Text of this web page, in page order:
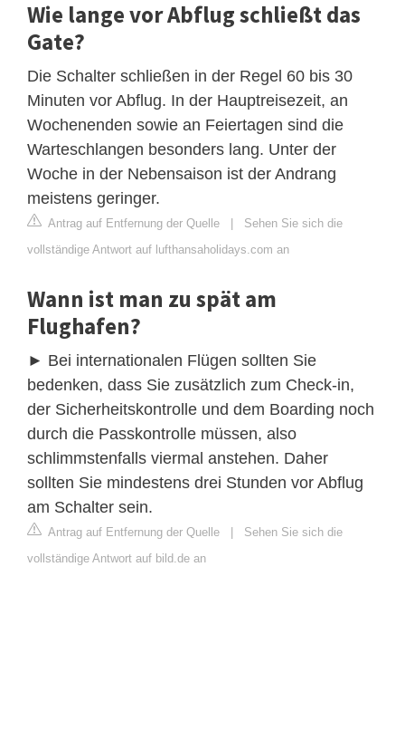
Wie lange vor Abflug schließt das
Gate?
Die Schalter schließen in der Regel 60 bis 30
Minuten vor Abflug. In der Hauptreisezeit, an
Wochenenden sowie an Feiertagen sind die
Warteschlangen besonders lang. Unter der
Woche in der Nebensaison ist der Andrang
meistens geringer.
Antrag auf Entfernung der Quelle
Sehen Sie sich die
vollständige Antwort auf lufthansaholidays.com an
Wann ist man zu spät am
Flughafen?
► Bei internationalen Flügen sollten Sie
bedenken, dass Sie zusätzlich zum Check-in,
der Sicherheitskontrolle und dem Boarding noch
durch die Passkontrolle müssen, also
schlimmstenfalls viermal anstehen. Daher
sollten Sie mindestens drei Stunden vor Abflug
am Schalter sein.
Antrag auf Entfernung der Quelle
Sehen Sie sich die
vollständige Antwort auf bild.de an